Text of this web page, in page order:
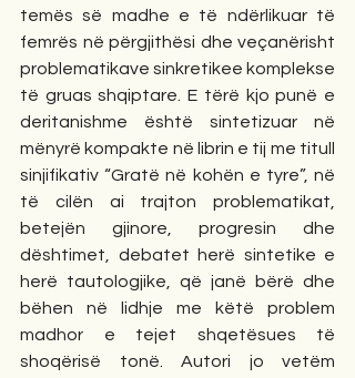
temës së madhe e të ndërlikuar të
femrës në përgjithësi dhe veçanërisht
problematikave sinkretikee komplekse
të gruas shqiptare. E tërë kjo punë e
deritanishme është sintetizuar në
mënyrë kompakte në librin e tij me titull
sinjifikativ “Gratë në kohën e tyre”, në
të cilën ai trajton problematikat,
betejën gjinore, progresin dhe
dështimet, debatet herë sintetike e
herë tautologjike, që janë bërë dhe
bëhen në lidhje me këtë problem
madhor e tejet shqetësues të
shoqërisë tonë. Autori jo vetëm